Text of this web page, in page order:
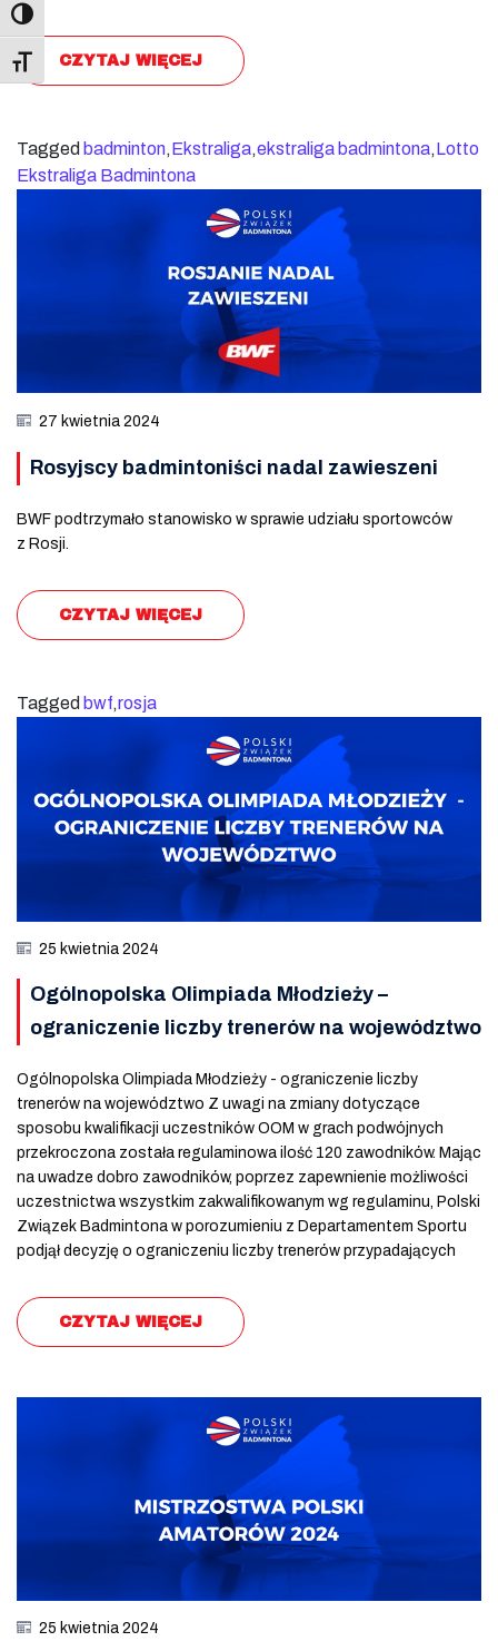
Toggle Font size
CZYTAJ WIĘCEJ
Tagged badminton,Ekstraliga,ekstraliga badmintona,Lotto
Ekstraliga Badmintona
27 kwietnia 2024
Rosyjscy badmintoniści nadal zawieszeni
BWF podtrzymało stanowisko w sprawie udziału sportowców
z Rosji.
CZYTAJ WIĘCEJ
Tagged bwf,rosja
25 kwietnia 2024
Ogólnopolska Olimpiada Młodzieży –
ograniczenie liczby trenerów na województwo
Ogólnopolska Olimpiada Młodzieży - ograniczenie liczby
trenerów na województwo Z uwagi na zmiany dotyczące
sposobu kwalifikacji uczestników OOM w grach podwójnych
przekroczona została regulaminowa ilość 120 zawodników. Mając
na uwadze dobro zawodników, poprzez zapewnienie możliwości
uczestnictwa wszystkim zakwalifikowanym wg regulaminu, Polski
Związek Badmintona w porozumieniu z Departamentem Sportu
podjął decyzję o ograniczeniu liczby trenerów przypadających
CZYTAJ WIĘCEJ
25 kwietnia 2024